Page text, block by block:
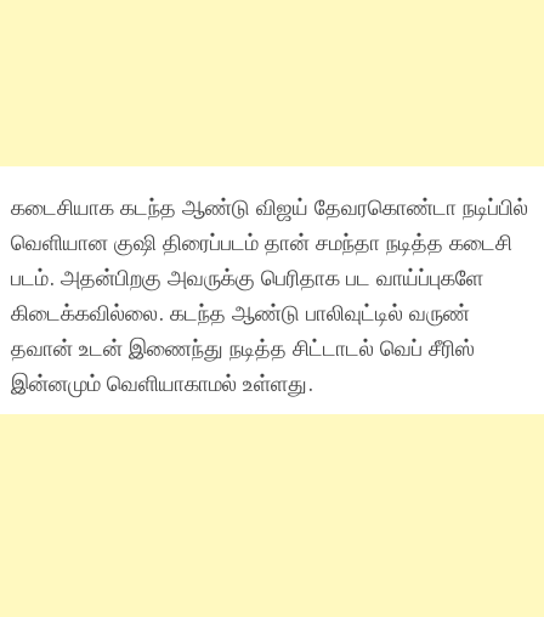
கடைசியாக கடந்த ஆண்டு விஜய் தேவரகொண்டா நடிப்பில்
வெளியான குஷி திரைப்படம் தான் சமந்தா நடித்த கடைசி
படம். அதன்பிறகு அவருக்கு பெரிதாக பட வாய்ப்புகளே
கிடைக்கவில்லை. கடந்த ஆண்டு பாலிவுட்டில் வருண்
தவான் உடன் இணைந்து நடித்த சிட்டாடல் வெப் சீரிஸ்
இன்னமும் வெளியாகாமல் உள்ளது.